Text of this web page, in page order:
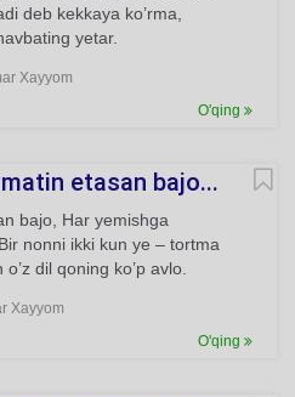
deb kekkaya ko’rma,
yetar.
Xayyom
O'qing
etasan bajo...
bajo, Har yemishga
nonni ikki kun ye – tortma
dil qoning ko’p avlo.
Xayyom
O'qing